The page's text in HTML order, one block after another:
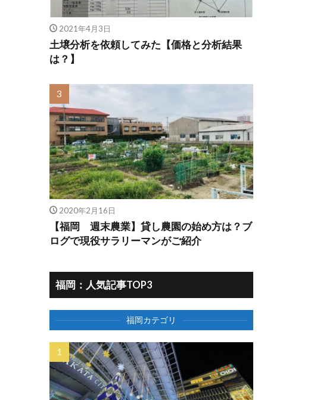
2021年4月3日
土壌分析を依頼してみた【価格と分析結果
は？】
2020年2月16日
【福岡 週末農業】貸し農園の始め方は？ブ
ログで現役サラリーマンがご紹介
福岡：人気記事TOP3
福岡カテゴリ